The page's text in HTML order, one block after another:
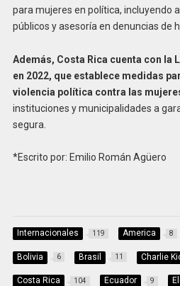
para mujeres en política, incluyendo
públicos y asesoría en denuncias de
Además, Costa Rica cuenta con la
en 2022, que establece medidas
violencia política contra las
instituciones y municipalidades a
segura.
*Escrito por: Emilio Román Agüero
Internacionales 119 America 8
Bolivia 6 Brasil 11 Charlie
Costa Rica 104 Ecuador 9